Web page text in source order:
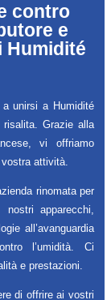
contro
e
Humidité
unirsi a Humidité
risalita. Grazie alla
vi offriamo
attività.
rinomata per
nostri apparecchi,
all’avanguardia
l’umidità. Ci
e prestazioni.
di offrire ai vostri